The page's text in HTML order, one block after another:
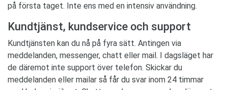
på första taget. Inte ens med en intensiv användning.
Kundtjänst, kundservice och support
Kundtjänsten kan du nå på fyra sätt. Antingen via
meddelanden, messenger, chatt eller mail. I dagsläget har
de däremot inte support över telefon. Skickar du
meddelanden eller mailar så får du svar inom 24 timmar